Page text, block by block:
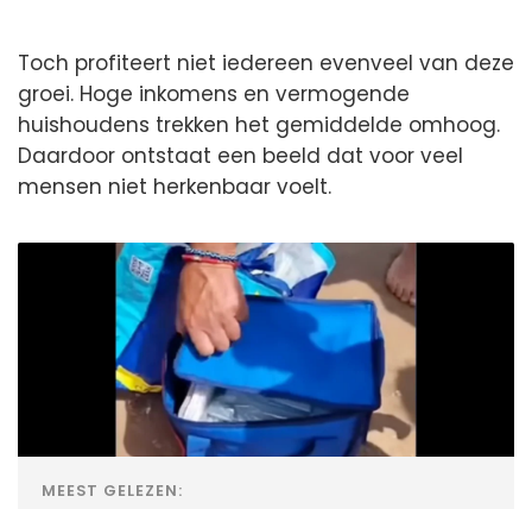
Toch profiteert niet iedereen evenveel van deze
groei. Hoge inkomens en vermogende
huishoudens trekken het gemiddelde omhoog.
Daardoor ontstaat een beeld dat voor veel
mensen niet herkenbaar voelt.
MEEST GELEZEN: